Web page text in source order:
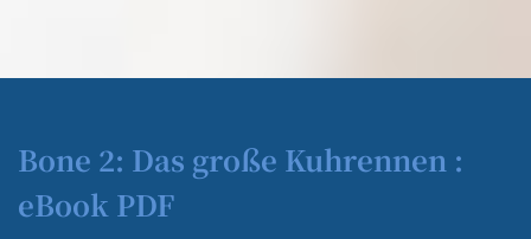
Bone 2: Das große Kuhrennen :
eBook PDF